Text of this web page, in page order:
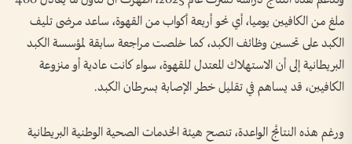
ملغ من الكافيين يوميا، أي نحو أربعة أكواب من القهوة، ساعد مرضى تليف
الكبد على تحسين وظائف الكبد، كما خلصت مراجعة سابقة لمؤسسة الكبد
البريطانية إلى أن الاستهلاك المعتدل للقهوة، سواء كانت عادية أو منزوعة
الكافيين، قد يساهم في تقليل خطر الإصابة بسرطان الكبد.
ورغم هذه النتائج الواعدة، تنصح هيئة الخدمات الصحية الوطنية البريطانية